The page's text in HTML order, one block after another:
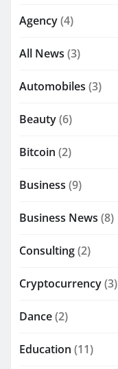
Agency(4)
All News (3)
Automobiles (3)
Beauty(6)
Bitcoin (2)
Business (9)
Business News (8)
Consulting(2)
Cryptocurrency(3)
Dance(2)
Education (11)